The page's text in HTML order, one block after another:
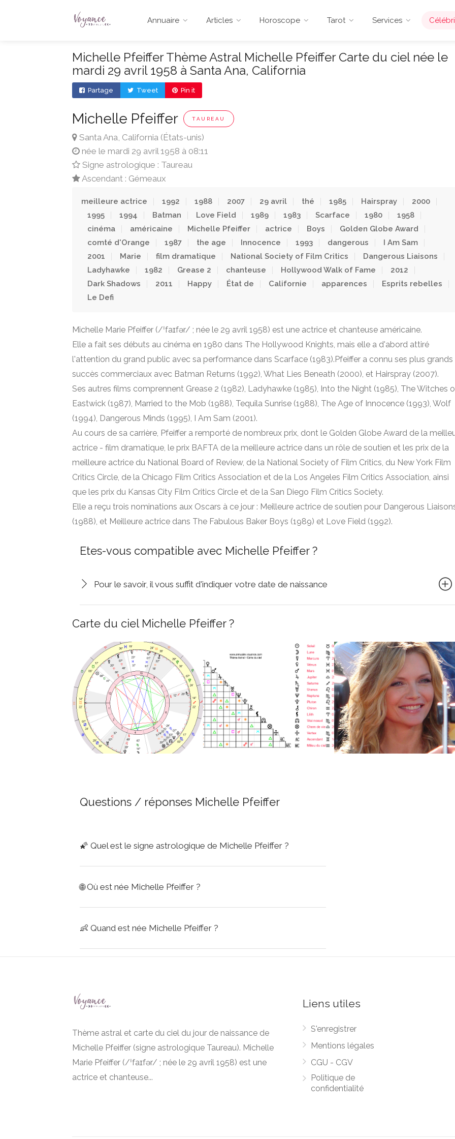
Annuaire Articles Horoscope Tarot Services
Michelle Pfeiffer Thème Astral Michelle Pfeiffer Carte du ciel née le
mardi 29 avril 1958 à Santa Ana, California
Partage Tweet Pin it
Michelle Pfeiffer TAUREAU
Santa Ana, California (États-unis)
née le mardi 29 avril 1958 à 08:11
Signe astrologique : Taureau
Ascendant : Gémeaux
meilleure actrice 1992 1988 2007 29 avril thé 1985 Hairspray
2000
1995
1994 Batman Love Field 1989 1983 Scarface 1980
1958
cinéma
américaine Michelle Pfeiffer actrice Boys
Golden Globe Award
comté d'Orange
1987 the age Innocence 1993 dangerous
I Am Sam
2001
Marie film dramatique National Society of Film Critics
Dangerous Liaisons
Ladyhawke
1982 Grease 2 chanteuse Hollywood Walk of Fame
2012
Dark Shadows
2011 Happy État de Californie apparences
Esprits rebelles
Le Defi
Michelle Marie Pfeiffer (/ˈfaɪfər/ ; née le 29 avril 1958) est une actrice et chanteuse américaine.
Elle a fait ses débuts au cinéma en 1980 dans The Hollywood Knights, mais elle a d'abord attiré
l'attention du grand public avec sa performance dans Scarface (1983).Pfeiffer a connu ses plus grands
succès commerciaux avec Batman Returns (1992), What Lies Beneath (2000), et Hairspray (2007).
Ses autres films comprennent Grease 2 (1982), Ladyhawke (1985), Into the Night (1985), The Witches
Eastwick (1987), Married to the Mob (1988), Tequila Sunrise (1988), The Age of Innocence (1993), Wolf
(1994), Dangerous Minds (1995), I Am Sam (2001).
Au cours de sa carrière, Pfeiffer a remporté de nombreux prix, dont le Golden Globe Award de la
actrice - film dramatique, le prix BAFTA de la meilleure actrice dans un rôle de soutien et les prix de la
meilleure actrice du National Board of Review, de la National Society of Film Critics, du New York Film
Critics Circle, de la Chicago Film Critics Association et de la Los Angeles Film Critics Association, ainsi
que les prix du Kansas City Film Critics Circle et de la San Diego Film Critics Society.
Elle a reçu trois nominations aux Oscars à ce jour : Meilleure actrice de soutien pour Dangerous
(1988), et Meilleure actrice dans The Fabulous Baker Boys (1989) et Love Field (1992).
Etes-vous compatible avec Michelle Pfeiffer ?
Pour le savoir, il vous suffit d'indiquer votre date de naissance
Carte du ciel Michelle Pfeiffer ?
Questions / réponses Michelle Pfeiffer
🌠 Quel est le signe astrologique de Michelle Pfeiffer ?
🌐Où est née Michelle Pfeiffer ?
👶 Quand est née Michelle Pfeiffer ?
Thème astral et carte du ciel du jour de naissance de
Michelle Pfeiffer (signe astrologique Taureau). Michelle
Marie Pfeiffer (/ˈfaɪfər/ ; née le 29 avril 1958) est une
actrice et chanteuse...
Liens utiles
S'enregistrer
Mentions légales
CGU - CGV
Politique de
confidentialité